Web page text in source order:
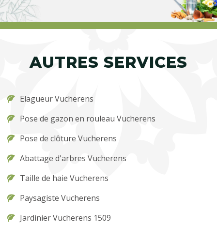
AUTRES SERVICES
Elagueur Vucherens
Pose de gazon en rouleau Vucherens
Pose de clôture Vucherens
Abattage d'arbres Vucherens
Taille de haie Vucherens
Paysagiste Vucherens
Jardinier Vucherens 1509